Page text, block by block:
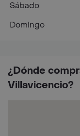
¿Dónde
Villavicencio?
Sábado
Domingo